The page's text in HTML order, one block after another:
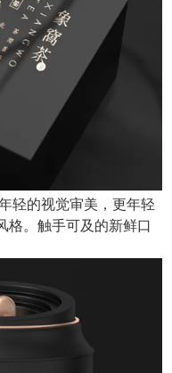
轻的视觉审美，更年轻
格。触手可及的新鲜口